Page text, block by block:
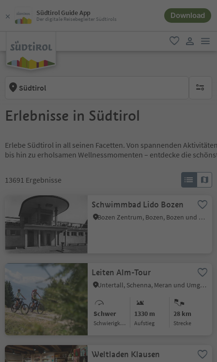
Südtirol Guide App
Der digitale Reisebegleiter Südtirols Download
favorit
Südtirol keine
Erlebnisse in Südtirol
Erlebe Südtirol in all seinen Facetten. Von spannenden
bis hin zu erholsamen Wellnessmomenten – entdecke die
13691 Ergebnisse
Schwimmbad Lido Bozen
Bozen Zentrum, Bozen, Bozen und Umgebung
Leiten Alm-Tour
Untertall, Schenna, Meran und Umgebung
Schwer
Schwierigkeitsgrad
1330 m
Aufstieg
28 km
Strecke
Weltladen Klausen